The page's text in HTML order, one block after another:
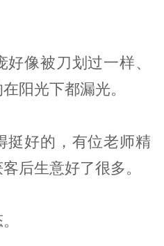
像被刀划过一样、
阳光下都漏光。
挺好的，有位老师精
后生意好了很多。